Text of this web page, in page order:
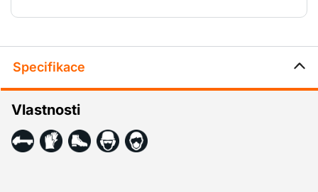
Specifikace
Vlastnosti